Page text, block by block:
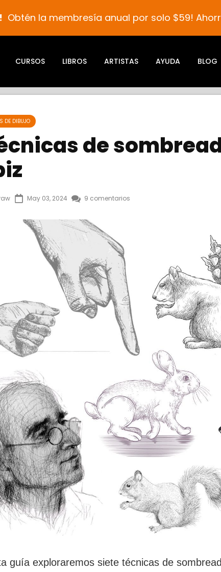
Obtén la membresía anual por solo $59!
CURSOS LIBROS ARTISTAS AYUDA BLOG
DE DIBUJO
de
May 03, 2024 9 comentarios
guía exploraremos siete técnicas de